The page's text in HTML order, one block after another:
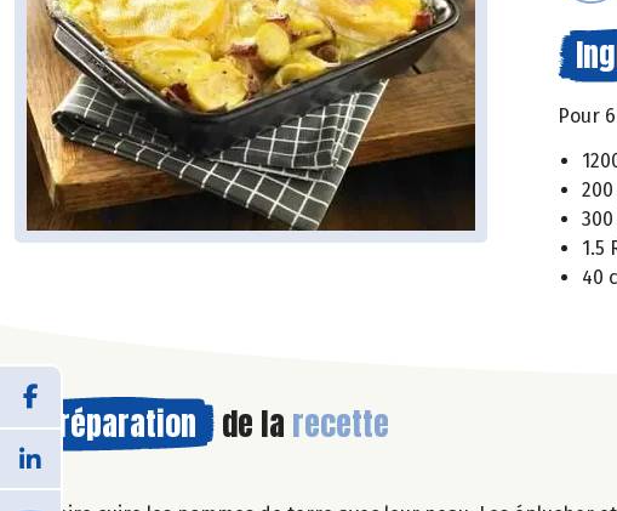
Pour
1.5
40
Préparation de la recette